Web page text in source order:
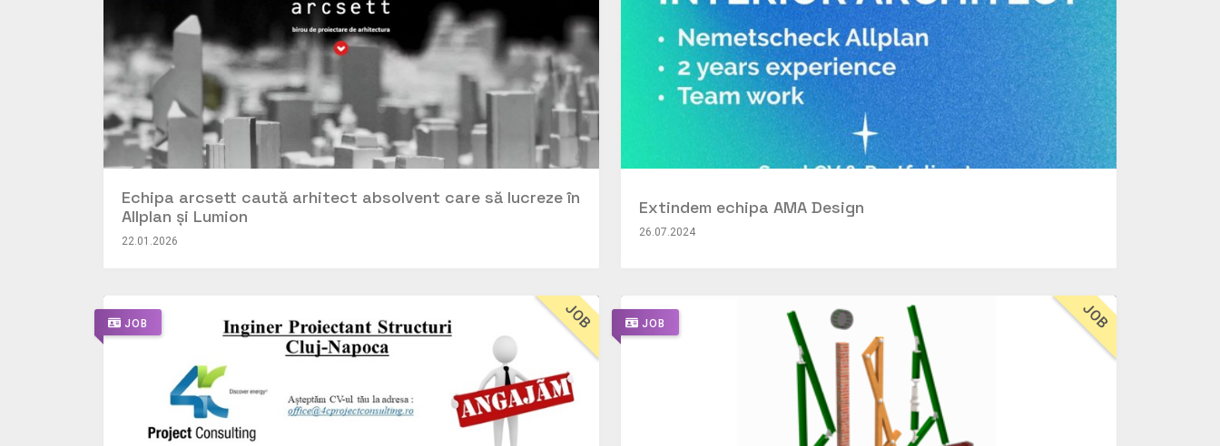
Echipa arcsett caută arhitect absolvent care să lucreze în
Allplan și Lumion
22.01.2026
Extindem echipa AMA Design
26.07.2024
JOB JOB JOB JOB